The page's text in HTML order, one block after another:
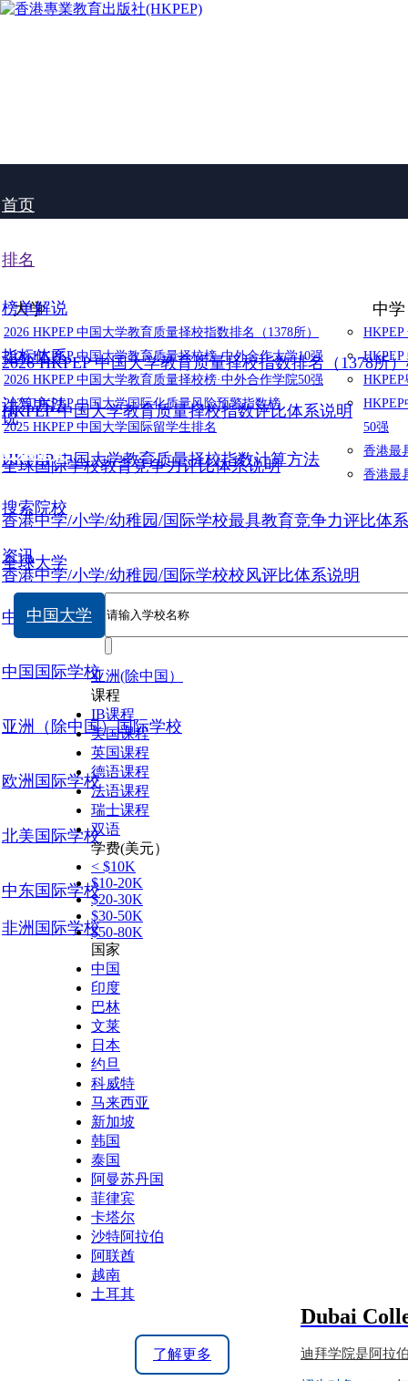
首页
排名
大学
2026 HKPEP 中国大学教育质量择校指数排名（1378所）
2026 HKPEP 中国大学教育质量择校榜·中外合作大学10强
2026 HKPEP 中国大学教育质量择校榜·中外合作学院50强
2025 HKPEP 中国大学国际化质量风险预警指数榜
2025 HKPEP 中国大学国际留学生排名
中学
50强
香港最
香港最
榜单解说
2026 HKPEP 中国大学教育质量择校指数排名（1378所
说
指标体系
HKPEP 中国大学教育质量择校指数评比体系说明
全球国际学校教育竞争力评比体系说明
香港中学/小学/幼稚园/国际学校最具教育竞争力评比体
香港中学/小学/幼稚园/国际学校校风评比体系说明
计算方法
HKPEP 中国大学教育质量择校指数计算方法
数据提交
搜索院校
全球大学
中国大学
中国国际学校
亚洲（除中国）国际学校
欧洲国际学校
北美国际学校
中东国际学校
非洲国际学校
资讯
中国大学
亚洲(除中国）
课程
IB课程
美国课程
英国课程
德语课程
法语课程
瑞士课程
双语
学费(美元）
< $10K
$10-20K
$20-30K
$30-50K
$50-80K
国家
中国
印度
巴林
文莱
日本
约旦
科威特
马来西亚
新加坡
韩国
泰国
阿曼苏丹国
菲律宾
卡塔尔
沙特阿拉伯
阿联酋
越南
土耳其
了解更多
Dubai
迪拜学院是阿拉